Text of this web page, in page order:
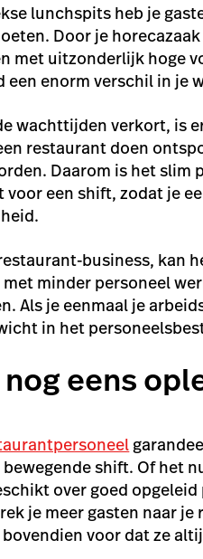
lunchspits heb je
Door je
met uitzonderlijk hoge
een enorm verschil in je
wachttijden verkort, is
restaurant doen
Daarom is het slim
een shift, zodat je
business, kan
minder personeel
Als je eenmaal je
in het
eens
shift. Of het
over goed
je meer gasten naar
voor dat ze